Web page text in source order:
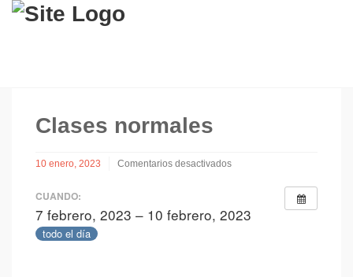
Clases normales
10 enero, 2023
Comentarios desactivados
CUANDO:
7 febrero, 2023 – 10 febrero, 2023
todo el día